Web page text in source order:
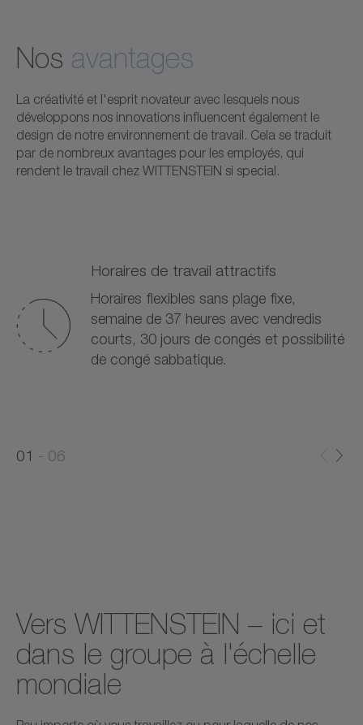
Nos avantages
La créativité et l'esprit novateur avec lesquels nous
développons nos innovations influencent également le
design de notre environnement de travail. Cela se traduit
par de nombreux avantages pour les employés, qui
rendent le travail chez WITTENSTEIN si special.
Horaires de travail attractifs
Horaires flexibles sans plage fixe,
semaine de 37 heures avec vendredis
courts, 30 jours de congés et possibilité
de congé sabbatique.
01
06
Vers WITTENSTEIN – ici et
dans le groupe à l'échelle
mondiale